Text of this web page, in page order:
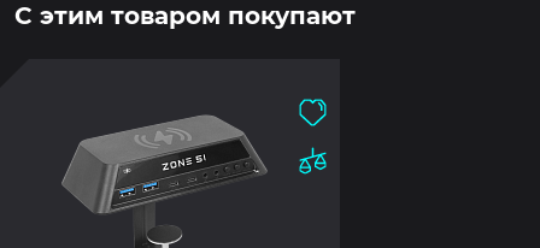
С этим товаром покупают